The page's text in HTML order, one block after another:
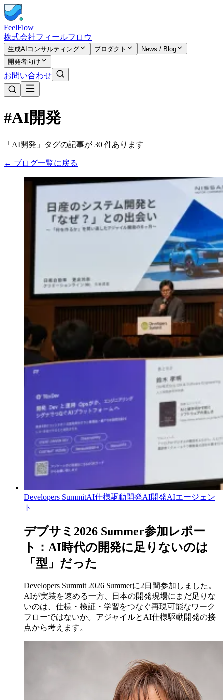
FeelFlow
株式会社フィールフロウ
生成AIコンサルティング プロダクト
News / Blog
開発者向け
お問い合わせ
#AI開発
「AI開発」タグの記事が 30 件あります
← ブログ一覧に戻る
Developers SummitAI仕様駆動開発AI開発AIエージェン
ト
デブサミ2026 Summer参加レポー
ト：AI時代の開発に足りないのは
「型」だった
Developers Summit 2026 Summerに2日間参加しました。
AIが実装を速める一方、日本の開発現場にまだ足りな
いのは、仕様・検証・学習をつなぐ再現可能なワーク
フローではないか。アジャイルとAI仕様駆動開発の接
点から考えます。